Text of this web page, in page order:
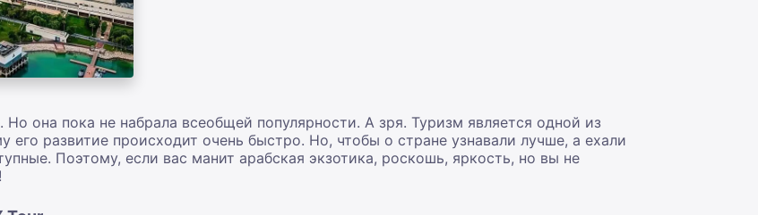
Но она пока не набрала всеобщей популярности. А зря. Туризм является одной из
его развитие происходит очень быстро. Но, чтобы о стране узнавали лучше, а ехали
Поэтому, если вас манит арабская экзотика, роскошь, яркость, но вы не